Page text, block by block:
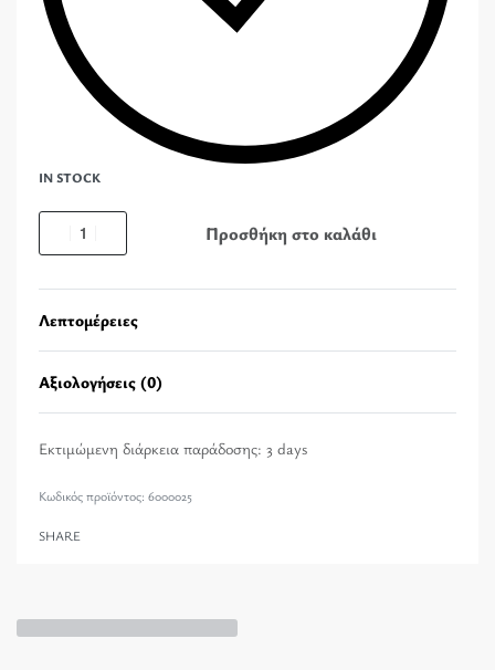
IN STOCK
Προσθήκη στο καλάθι
Λεπτομέρειες
Αξιολογήσεις (0)
Εκτιμώμενη διάρκεια παράδοσης: 3 days
6000025
SHARE